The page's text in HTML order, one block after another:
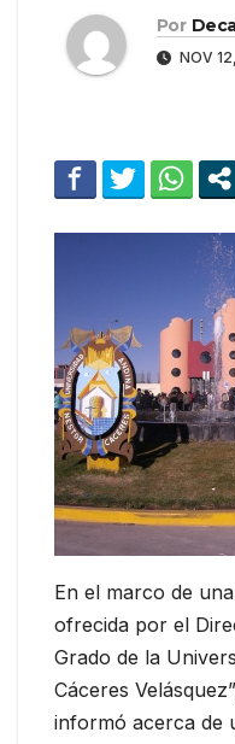
Por
NOV
En el marco de
ofrecida por el
Grado de la
Cáceres
informó acerca de